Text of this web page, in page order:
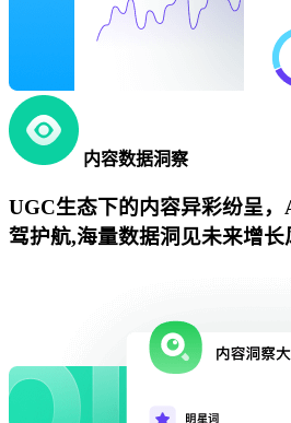
内容数据洞察
UGC生态下的内容异彩纷呈
驾护航,海量数据洞见未来增长